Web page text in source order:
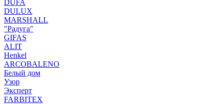
DUFA
DULUX
MARSHALL
"Радуга"
GIFAS
ALIT
Henkel
ARCOBALENO
Белый дом
Узор
Эксперт
FARBITEX